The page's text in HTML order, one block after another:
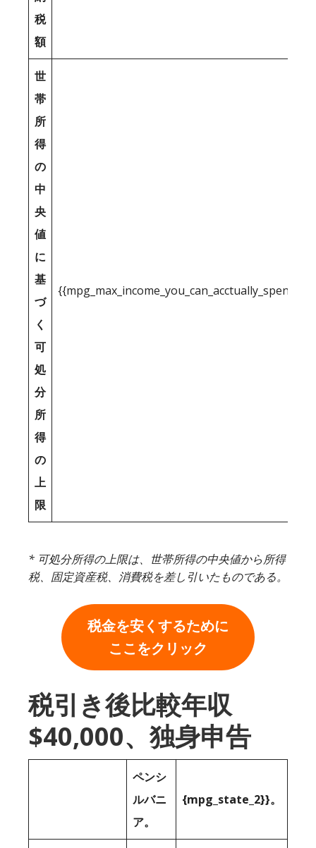
税
額
世
帯
所
得
の
中
央
値
に
基
づ
く
可
処
分
所
得
の
上
限
* 可処分所得の上限は、世帯所得の中央値から所得
税、固定資産税、消費税を差し引いたものである。
税金を安くするために
ここをクリック
税引き後比較年収
$40,000、独身申告
ペンシ
ルバニ
ア。
{mpg_state_2}}。